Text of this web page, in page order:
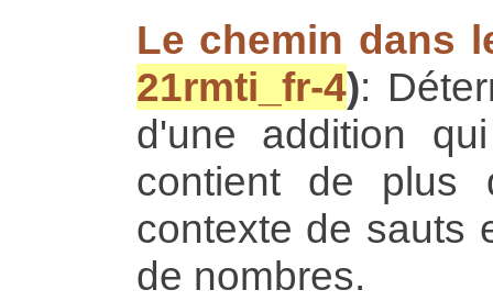
Le chemin dans
21rmti_fr-4):
d'une addition
contient de plus
contexte de sauts
de nombres.